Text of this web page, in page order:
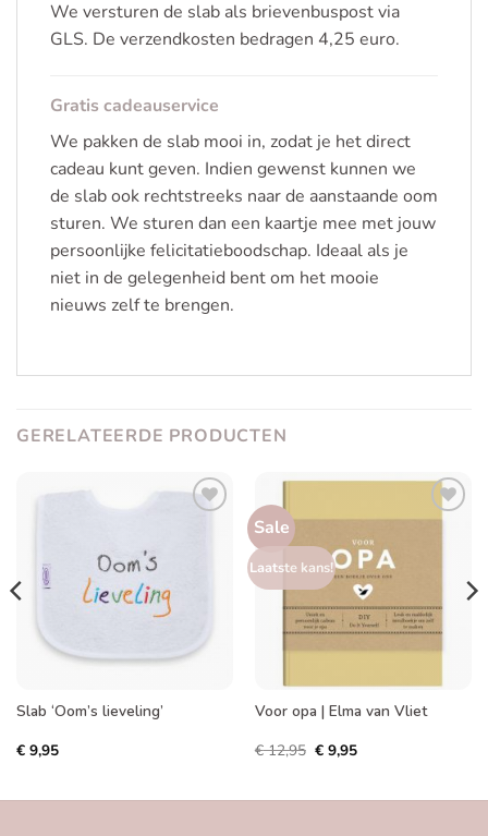
We versturen de slab als brievenbuspost via
GLS. De verzendkosten bedragen 4,25 euro.
Gratis cadeauservice
We pakken de slab mooi in, zodat je het direct
cadeau kunt geven. Indien gewenst kunnen we
de slab ook rechtstreeks naar de aanstaande oom
sturen. We sturen dan een kaartje mee met jouw
persoonlijke felicitatieboodschap. Ideaal als je
niet in de gelegenheid bent om het mooie
nieuws zelf te brengen.
GERELATEERDE PRODUCTEN
Slab ‘Oom’s lieveling’
€9,95
Sale
Laatste kans!
Voor opa | Elma van Vliet
€12,95 Oorspronkelijke
prijs
€9,95Huidige